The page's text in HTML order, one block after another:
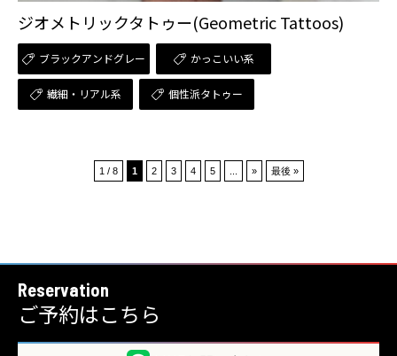
ジオメトリックタトゥー(Geometric Tattoos)
ブラックアンドグレー かっこいい系
繊細・リアル系 個性派タトゥー
1 / 8 1 2 3 4 5 » 最後 »
Reservation
ご予約はこちら